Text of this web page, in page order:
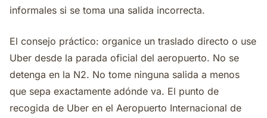
informales si se toma una salida incorrecta.
El consejo práctico: organice un traslado directo o use
Uber desde la parada oficial del aeropuerto. No se
detenga en la N2. No tome ninguna salida a menos
que sepa exactamente adónde va. El punto de
recogida de Uber en el Aeropuerto Internacional de